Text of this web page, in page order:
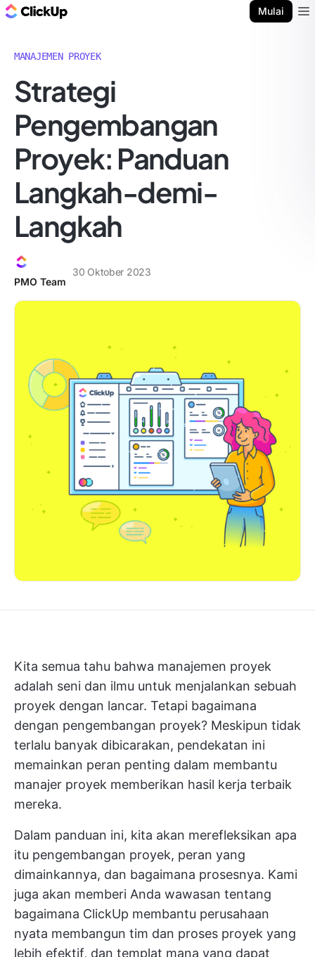
Mulai
MANAJEMEN PROYEK
Strategi
Pengembangan
Proyek: Panduan
Langkah-demi-
Langkah
PMO Team
30 Oktober 2023
Kita semua tahu bahwa manajemen proyek
adalah seni dan ilmu untuk menjalankan sebuah
proyek dengan lancar. Tetapi bagaimana
dengan pengembangan proyek? Meskipun tidak
terlalu banyak dibicarakan, pendekatan ini
memainkan peran penting dalam membantu
manajer proyek memberikan hasil kerja terbaik
mereka.
Dalam panduan ini, kita akan merefleksikan apa
itu pengembangan proyek, peran yang
dimainkannya, dan bagaimana prosesnya. Kami
juga akan memberi Anda wawasan tentang
bagaimana ClickUp membantu perusahaan
nyata membangun tim dan proses proyek yang
lebih efektif, dan templat mana yang dapat